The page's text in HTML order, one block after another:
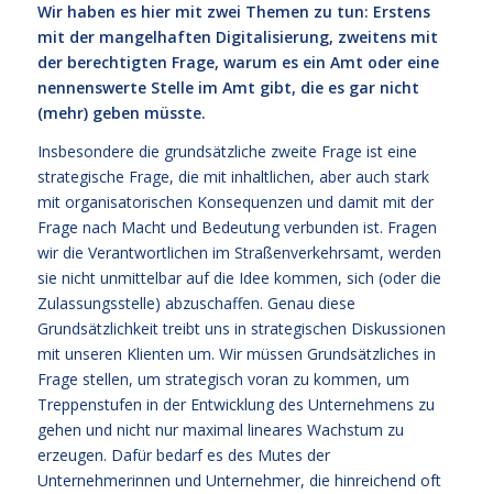
Wir haben es hier mit zwei Themen zu tun: Erstens
mit der mangelhaften Digitalisierung, zweitens mit
der berechtigten Frage, warum es ein Amt oder eine
nennenswerte Stelle im Amt gibt, die es gar nicht
(mehr) geben müsste.
Insbesondere die grundsätzliche zweite Frage ist eine
strategische Frage, die mit inhaltlichen, aber auch stark
mit organisatorischen Konsequenzen und damit mit der
Frage nach Macht und Bedeutung verbunden ist. Fragen
wir die Verantwortlichen im Straßenverkehrsamt, werden
sie nicht unmittelbar auf die Idee kommen, sich (oder die
Zulassungsstelle) abzuschaffen. Genau diese
Grundsätzlichkeit treibt uns in strategischen Diskussionen
mit unseren Klienten um. Wir müssen Grundsätzliches in
Frage stellen, um strategisch voran zu kommen, um
Treppenstufen in der Entwicklung des Unternehmens zu
gehen und nicht nur maximal lineares Wachstum zu
erzeugen. Dafür bedarf es des Mutes der
Unternehmerinnen und Unternehmer, die hinreichend oft